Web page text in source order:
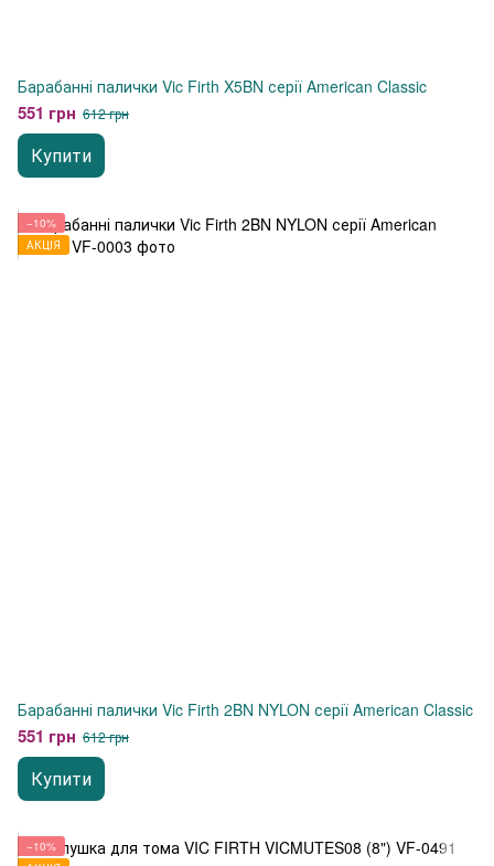
Барабанні палички Vic Firth X5BN серії American Classic
551 грн 612 грн
Купити
−10%
АКЦІЯ
Барабанні палички Vic Firth 2BN NYLON серії American Classic
551 грн 612 грн
Купити
−10%